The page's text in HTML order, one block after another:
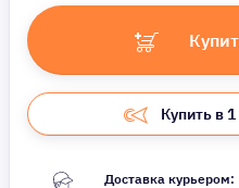
Купить в
Доставка курьером: